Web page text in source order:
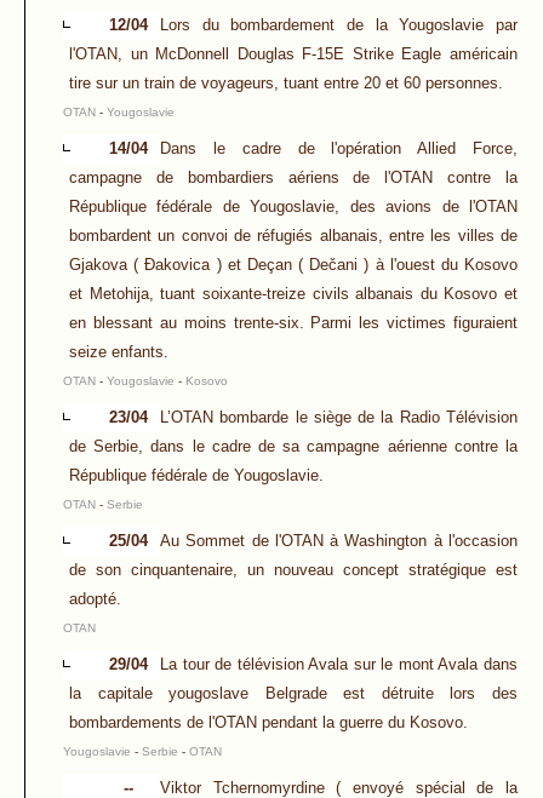
12/04
Lors du bombardement de la Yougoslavie par
l'OTAN, un McDonnell Douglas F-15E Strike Eagle américain
tire sur un train de voyageurs, tuant entre 20 et 60 personnes.
OTAN - Yougoslavie
14/04
Dans le cadre de l'opération Allied Force,
campagne de bombardiers aériens de l'OTAN contre la
République fédérale de Yougoslavie, des avions de l'OTAN
bombardent un convoi de réfugiés albanais, entre les villes de
Gjakova ( Đakovica ) et Deçan ( Dečani ) à l'ouest du Kosovo
et Metohija, tuant soixante-treize civils albanais du Kosovo et
en blessant au moins trente-six. Parmi les victimes figuraient
seize enfants.
OTAN - Yougoslavie - Kosovo
23/04
L’OTAN bombarde le siège de la Radio Télévision
de Serbie, dans le cadre de sa campagne aérienne contre la
République fédérale de Yougoslavie.
OTAN - Serbie
25/04
Au Sommet de l'OTAN à Washington à l'occasion
de son cinquantenaire, un nouveau concept stratégique est
adopté.
OTAN
29/04
La tour de télévision Avala sur le mont Avala dans
la capitale yougoslave Belgrade est détruite lors des
bombardements de l'OTAN pendant la guerre du Kosovo.
Yougoslavie - Serbie - OTAN
--
Viktor Tchernomyrdine ( envoyé spécial de la